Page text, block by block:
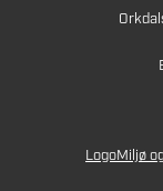
LogoMiljø